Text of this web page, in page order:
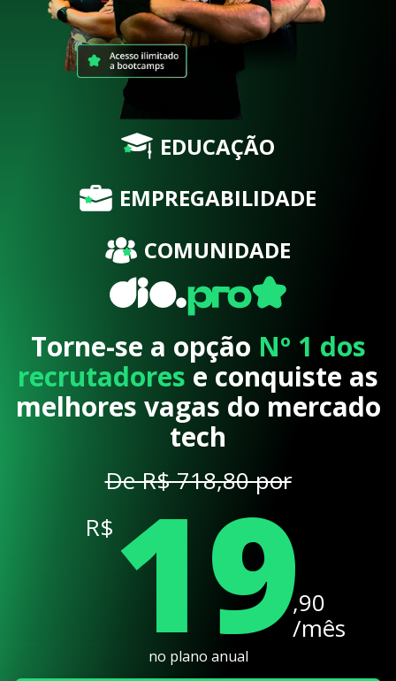
EDUCAÇÃO
EMPREGABILIDADE
COMUNIDADE
Torne-se a opção Nº 1 dos
recrutadores e conquiste as
melhores vagas do mercado
tech
De R$ 718,80 por
R$ 19,90
/mês
no plano anual